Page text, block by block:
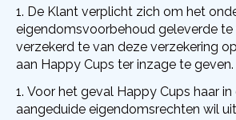
De Klant verplicht zich om het
eigendomsvoorbehoud geleverde te
verzekerd te van deze verzekering
aan Happy Cups ter inzage te geven.
Voor het geval Happy Cups haar in
aangeduide eigendomsrechten wil